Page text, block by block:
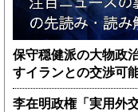
保守穏健派の大物政
すイランとの交渉可
李在明政権「実用外